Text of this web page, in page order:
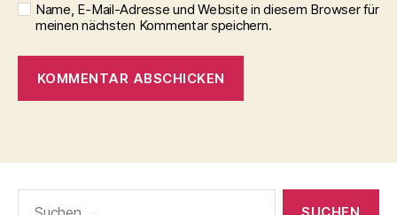
Name, E-Mail-Adresse und Website in diesem Browser für
meinen nächsten Kommentar speichern.